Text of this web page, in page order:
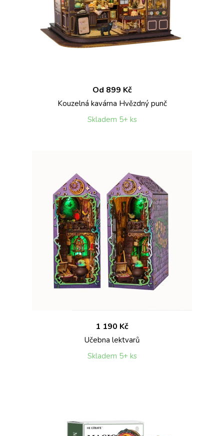
Od 899 Kč
Kouzelná kavárna Hvězdný punč
Skladem 5+ ks
1 190 Kč
Učebna lektvarů
Skladem 5+ ks